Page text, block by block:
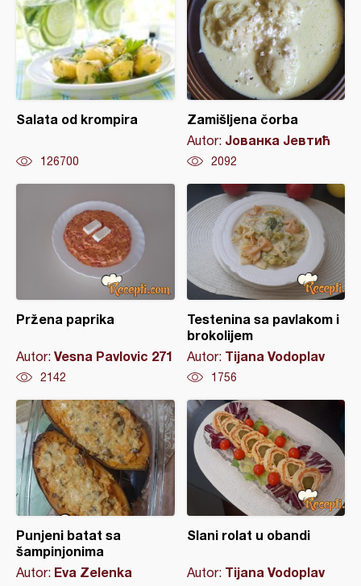
Salata od krompira
126700
Zamišljena čorba
Autor: Јованка Јевтић
2092
Pržena paprika
Autor: Vesna Pavlovic 271
2142
Testenina sa pavlakom i
brokolijem
Autor: Tijana Vodoplav
1756
Punjeni batat sa
šampinjonima
Autor: Eva Zelenka
Slani rolat u obandi
Autor: Tijana Vodoplav